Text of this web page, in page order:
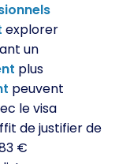
explorer
un
plus
peuvent
le visa
de justifier de
€